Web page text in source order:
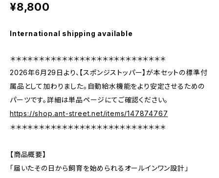
¥8,800
International shipping available
＊＊＊＊＊＊＊＊＊＊＊＊＊＊＊＊＊＊＊＊＊＊＊＊＊＊＊
2026年6月29日より、【スポンジストッパー】が本セットの標準付
属品として加わりました。自動給水機能をより安定させるための
パーツです。詳細は単品ページにてご確認ください。
https://shop.ant-street.net/items/147874767
＊＊＊＊＊＊＊＊＊＊＊＊＊＊＊＊＊＊＊＊＊＊＊＊＊＊＊
【商品概要】
「届いたその日から飼育を始められるオールインワン設計」